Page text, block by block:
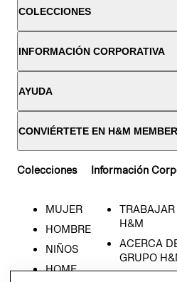
COLECCIONES
INFORMACIÓN CORPORATIVA
AYUDA
CONVIÉRTETE EN H&M MEMBER
Colecciones
MUJER
HOMBRE
NIÑOS
HOME
Información
TRABAJAR
H&M
ACERCA
GRUPO